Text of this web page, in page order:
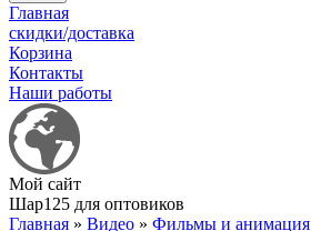
Главная
скидки/доставка
Корзина
Контакты
Наши работы
Мой сайт
Шар125 для оптовиков
Главная » Видео » Фильмы и анимация